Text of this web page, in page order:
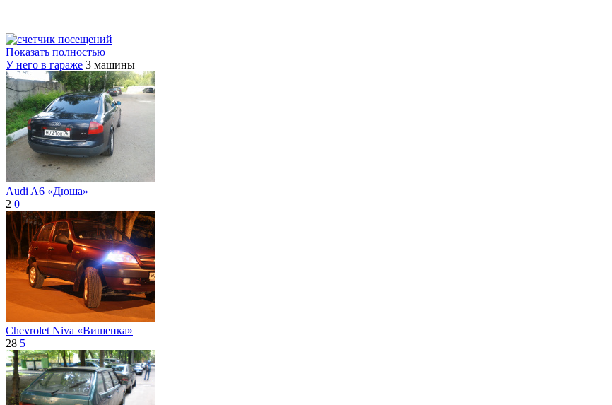
Показать полностью
У него в гараже 3 машины
Audi A6 «Дюша»
2 0
Chevrolet Niva «Вишенка»
28 5